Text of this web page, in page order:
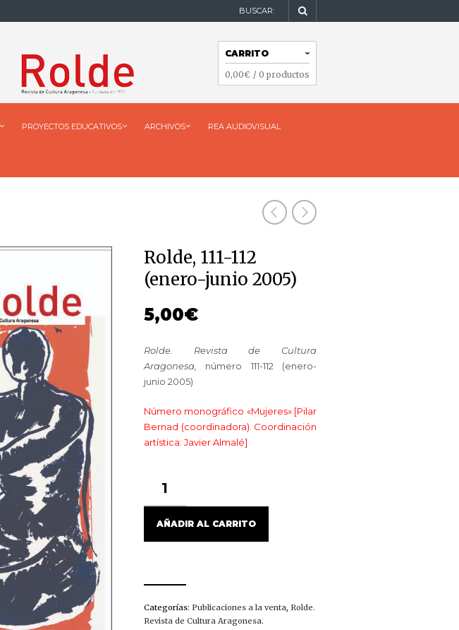
BUSCAR:
NAVEGACIÓN
CARRITO
0,00€ / 0 productos
PROYECTOS EDUCATIVOS ARCHIVOS REA AUDIOVISUAL
Rolde, 111-112
(enero-junio 2005)
5,00€
Rolde. Revista de Cultura
Aragonesa,
número 111-112 (enero-
junio 2005)
Número monográfico «Mujeres» [Pilar
Bernad (coordinadora). Coordinación
artística: Javier Almalé]
112
(ENERO-
2005)
AÑADIR AL CARRITO
Categorías: Publicaciones a la venta, Rolde.
Revista de Cultura Aragonesa.